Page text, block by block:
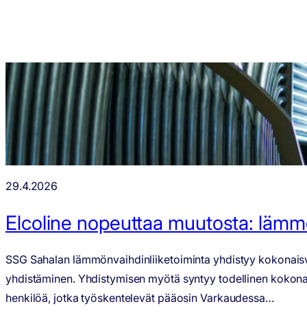
29.4.2026
Elcoline nopeuttaa muutosta:
SSG Sahalan lämmönvaihdinliiketoiminta yhdistyy
yhdistäminen. Yhdistymisen myötä syntyy todellinen
henkilöä, jotka työskentelevät pääosin Varkaudessa…